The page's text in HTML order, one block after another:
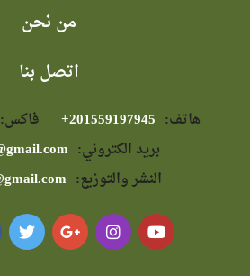
من نحن
اتصل بنا
هاتف: فاكس:
بريد الكتروني: info.afaip@gmail.com
النشر والتوزيع: info.afaip@gmail.com